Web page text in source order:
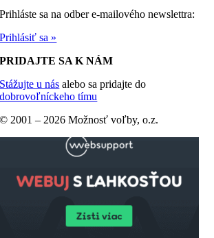
Prihláste sa na odber e-mailového newslettra:
Prihlásiť sa »
PRIDAJTE SA K NÁM
Stážujte u nás alebo sa pridajte do
dobrovoľníckeho tímu
© 2001 – 2026 Možnosť voľby, o.z.